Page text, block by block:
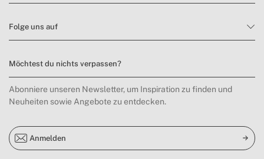
Folge uns auf
Möchtest du nichts verpassen?
Abonniere unseren Newsletter, um Inspiration zu finden und
Neuheiten sowie Angebote zu entdecken.
Anmelden